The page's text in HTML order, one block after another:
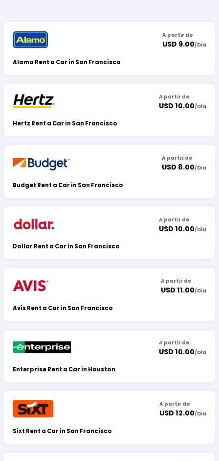
Alamo Rent a Car in San Francisco
A partir de
USD 9.00/Dia
Hertz Rent a Car in San Francisco
A partir de
USD 10.00/Dia
Budget Rent a Car in San Francisco
A partir de
USD 8.00/Dia
Dollar Rent a Car in San Francisco
A partir de
USD 10.00/Dia
Avis Rent a Car in San Francisco
A partir de
USD 11.00/Dia
Enterprise Rent a Car in Houston
A partir de
USD 10.00/Dia
Sixt Rent a Car in San Francisco
A partir de
USD 12.00/Dia